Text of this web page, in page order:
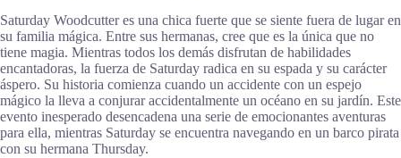
Saturday Woodcutter es una chica fuerte que se siente fuera de lugar en
su familia mágica. Entre sus hermanas, cree que es la única que no
tiene magia. Mientras todos los demás disfrutan de habilidades
encantadoras, la fuerza de Saturday radica en su espada y su carácter
áspero. Su historia comienza cuando un accidente con un espejo
mágico la lleva a conjurar accidentalmente un océano en su jardín. Este
evento inesperado desencadena una serie de emocionantes aventuras
para ella, mientras Saturday se encuentra navegando en un barco pirata
con su hermana Thursday.